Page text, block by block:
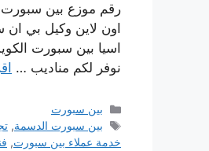
رقم موزع بين
اسيا بين سبورت
نوفر لكم مناديب …
التصنيفات
بين سبورت
الوسوم
بين سبورت الدسمة,
خدمة عملاء بين سبورت,